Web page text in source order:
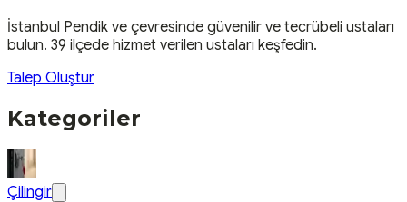
İstanbul Pendik ve çevresinde güvenilir ve tecrübeli ustaları
bulun. 39 ilçede hizmet verilen ustaları keşfedin.
Talep Oluştur
Kategoriler
Çilingir